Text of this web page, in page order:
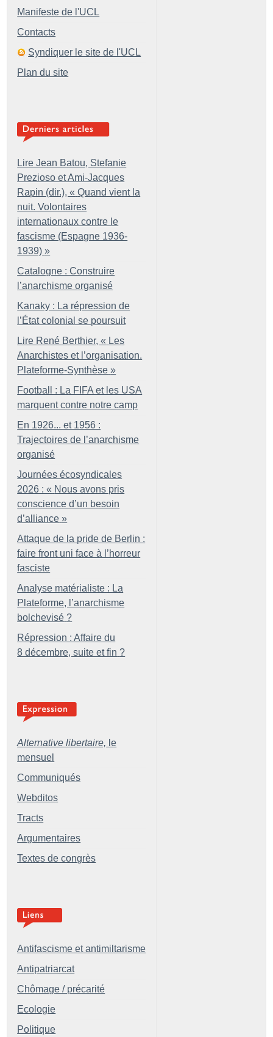
Manifeste de l'UCL
Contacts
Syndiquer le site de l'UCL
Plan du site
Lire Jean Batou, Stefanie
Prezioso et Ami-Jacques
Rapin (dir.), « Quand vient la
nuit. Volontaires
internationaux contre le
fascisme (Espagne 1936-
1939) »
Catalogne : Construire
l’anarchisme organisé
Kanaky : La répression de
l’État colonial se poursuit
Lire René Berthier, « Les
Anarchistes et l’organisation.
Plateforme-Synthèse »
Football : La FIFA et les USA
marquent contre notre camp
En 1926... et 1956 :
Trajectoires de l’anarchisme
organisé
Journées écosyndicales
2026 : « Nous avons pris
conscience d’un besoin
d’alliance »
Attaque de la pride de Berlin :
faire front uni face à l’horreur
fasciste
Analyse matérialiste : La
Plateforme, l’anarchisme
bolchevisé ?
Répression : Affaire du
8 décembre, suite et fin ?
Alternative libertaire, le
mensuel
Communiqués
Webditos
Tracts
Argumentaires
Textes de congrès
Antifascisme et antimiltarisme
Antipatriarcat
Chômage / précarité
Ecologie
Politique